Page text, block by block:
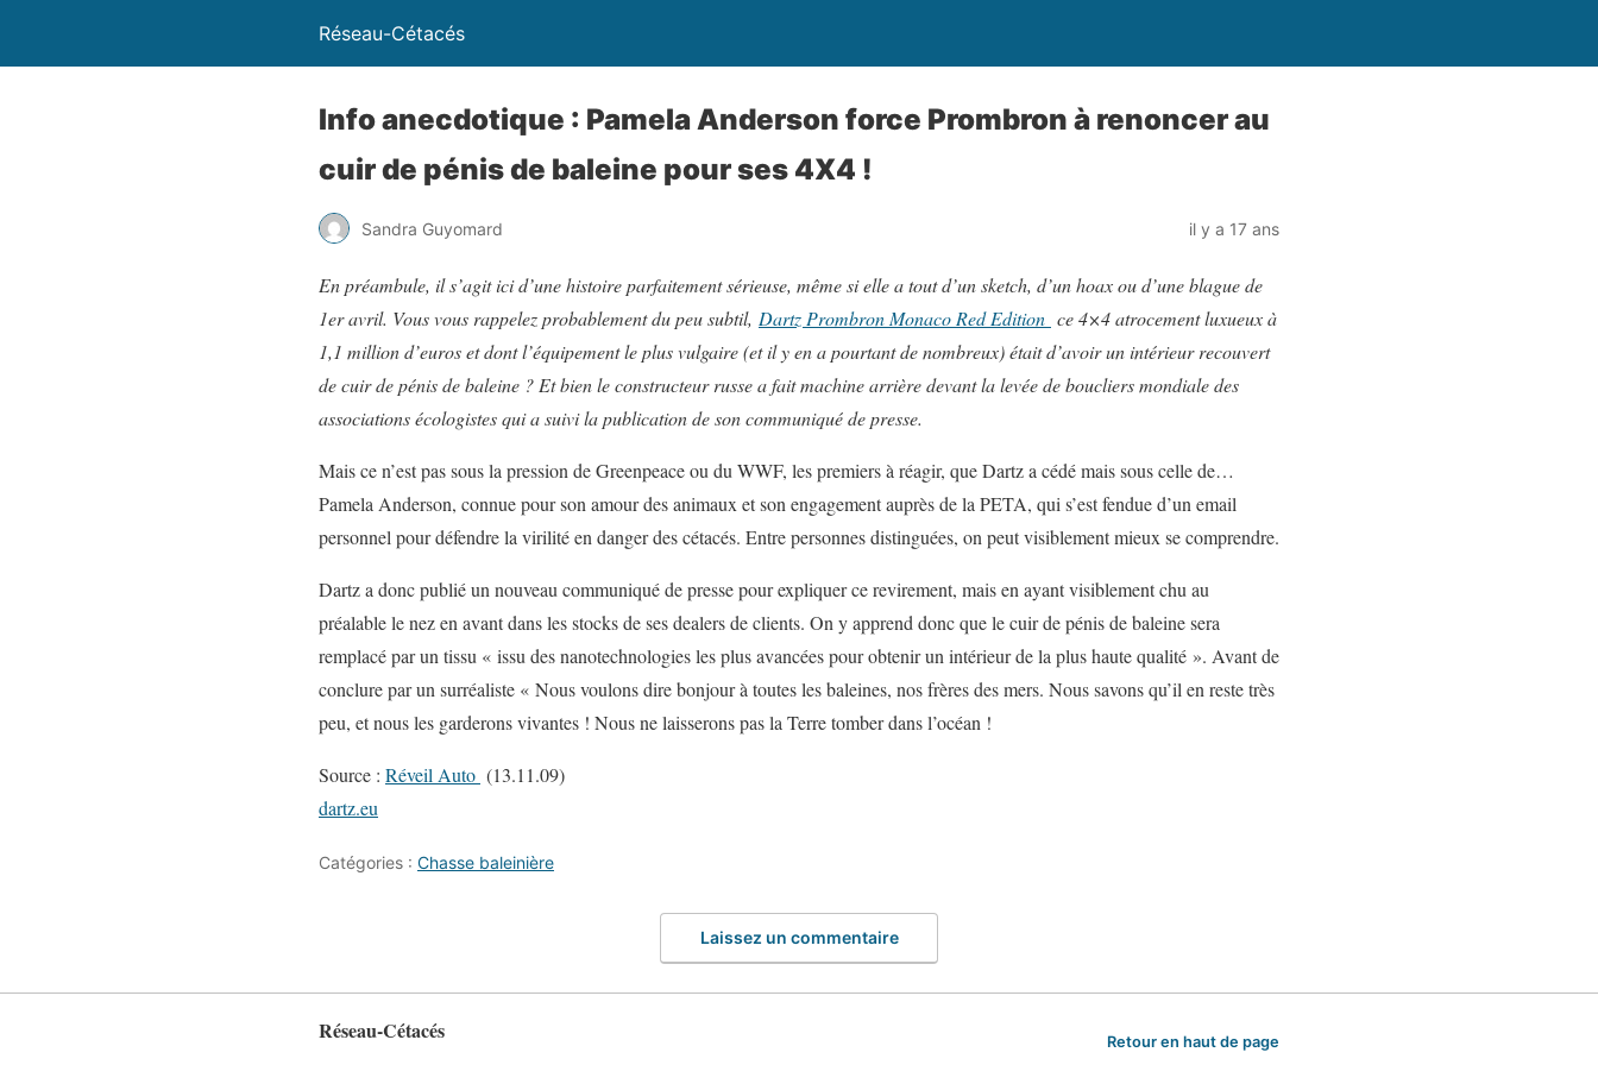
Réseau-Cétacés
Info anecdotique : Pamela Anderson force Prombron à renoncer au
cuir de pénis de baleine pour ses 4X4 !
Sandra Guyomard il y a 17 ans
En préambule, il s’agit ici d’une histoire parfaitement sérieuse, même si elle a tout d’un sketch, d’un hoax ou d’une blague de
1er avril. Vous vous rappelez probablement du peu subtil, Dartz Prombron Monaco Red Edition ce 4×4 atrocement luxueux à
1,1 million d’euros et dont l’équipement le plus vulgaire (et il y en a pourtant de nombreux) était d’avoir un intérieur recouvert
de cuir de pénis de baleine ? Et bien le constructeur russe a fait machine arrière devant la levée de boucliers mondiale des
associations écologistes qui a suivi la publication de son communiqué de presse.
Mais ce n’est pas sous la pression de Greenpeace ou du WWF, les premiers à réagir, que Dartz a cédé mais sous celle de…
Pamela Anderson, connue pour son amour des animaux et son engagement auprès de la PETA, qui s’est fendue d’un email
personnel pour défendre la virilité en danger des cétacés. Entre personnes distinguées, on peut visiblement mieux se comprendre.
Dartz a donc publié un nouveau communiqué de presse pour expliquer ce revirement, mais en ayant visiblement chu au
préalable le nez en avant dans les stocks de ses dealers de clients. On y apprend donc que le cuir de pénis de baleine sera
remplacé par un tissu « issu des nanotechnologies les plus avancées pour obtenir un intérieur de la plus haute qualité ». Avant de
conclure par un surréaliste « Nous voulons dire bonjour à toutes les baleines, nos frères des mers. Nous savons qu’il en reste très
peu, et nous les garderons vivantes ! Nous ne laisserons pas la Terre tomber dans l’océan !
Source : Réveil Auto (13.11.09)
dartz.eu
Catégories : Chasse baleinière
Laissez un commentaire
Réseau-Cétacés Retour en haut de page